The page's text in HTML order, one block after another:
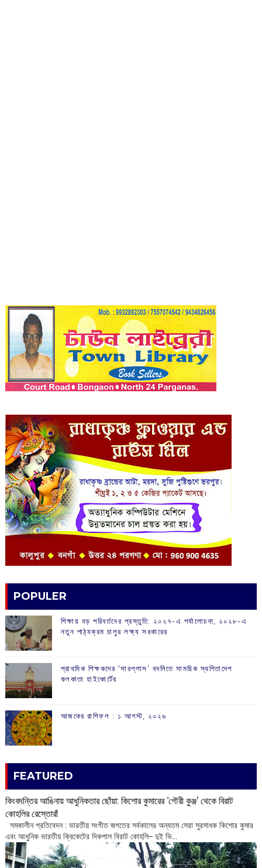
POPULER
শিক্ষায় বড় পরিবর্তনের প্রস্তুতি: ২০২৭-এ পর্যালোচনা, ২০২৮-এ
নতুন পাঠ্যক্রম চালুর লক্ষ্য সরকারের
প্রাথমিক শিক্ষকদের ‘সারপ্লাস’ বদলিতে সাময়িক স্থগিতাদেশ
কলকাতা হাইকোর্টের
আজকের রাশিফল :‌ ‌‌১ আগস্ট, ২০২৬
FEATURED
কিংবদন্তির আঙিনায় আধুনিকতার ছোঁয়া: কিশোর কুমারের ‘গৌরী কুঞ্জ’ থেকে বিরাট
কোহলির রেস্তোরাঁ
‌ সমকালীন প্রতিবেদন : ভারতীয় সংগীত জগতের সর্বকালের অন্যতম সেরা সুরসাধক কিশোর কুমার
এবং আধুনিক ভারতীয় ক্রিকেটের দিকপাল বিরাট কোহলি– ‌দুই ভি...